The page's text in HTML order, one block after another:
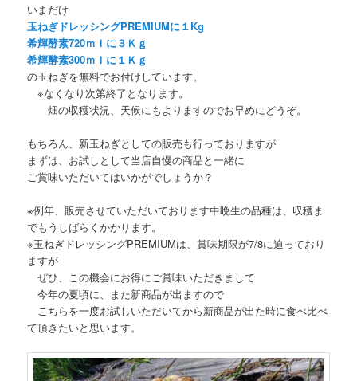
いまだけ
玉ねぎドレッシングPREMIUMに１Kg
希輝酵素720ｍｌに３Ｋｇ
希輝酵素300ｍｌに１Ｋｇ
の玉ねぎを無料でお付けしています。
※なくなり次第終了となります。
畑の収穫状況、天候にもよりますのでお早めにどうぞ。
もちろん、新玉ねぎとしての販売も行っておりますが
まずは、お試しとして当店自慢の商品と一緒に
ご賞味いただいてはいかがでしょうか？
※例年、販売させていただいております中晩生の品種は、収穫ま
でもうしばらくかかります。
※玉ねぎドレッシングPREMIUMは、賞味期限が7/8に迫っており
ますが
ぜひ、この機会にお得にご賞味いただきまして
今年の夏頃に、また新商品が出ますので
こちらを一度お試しいただいてから新商品が出た時に食べ比べ
て頂きたいと思います。